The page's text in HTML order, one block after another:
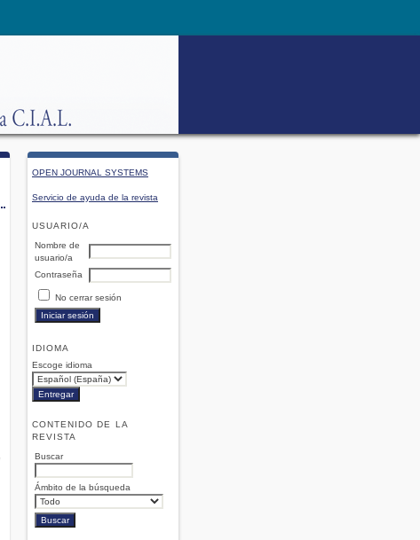
OPEN JOURNAL SYSTEMS
Servicio de ayuda de la revista
USUARIO/A
Nombre de
usuario/a
Contraseña
No cerrar sesión
IDIOMA
Escoge idioma
CONTENIDO DE LA
REVISTA
Buscar
Ámbito de la búsqueda